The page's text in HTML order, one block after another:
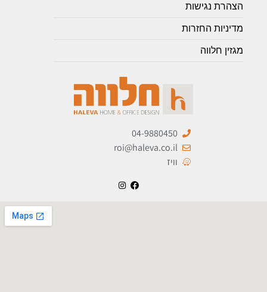
הצהרת נגישות
מדיניות החזרות
מגזין חלווה
04-9880450
roi@haleva.co.il
וויז